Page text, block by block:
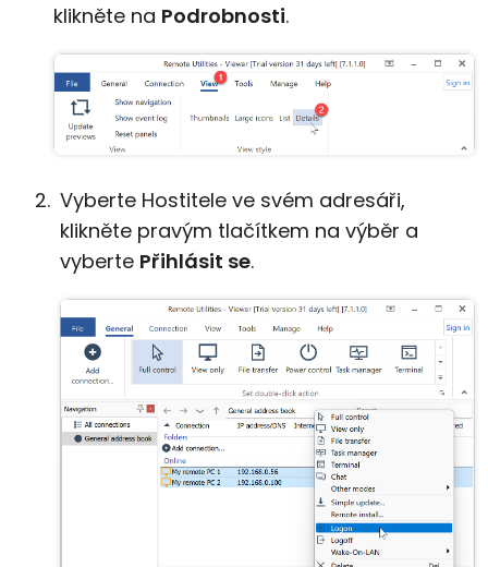
klikněte na Podrobnosti.
Vyberte Hostitele ve svém adresáři,
klikněte pravým tlačítkem na výběr a
vyberte Přihlásit se.